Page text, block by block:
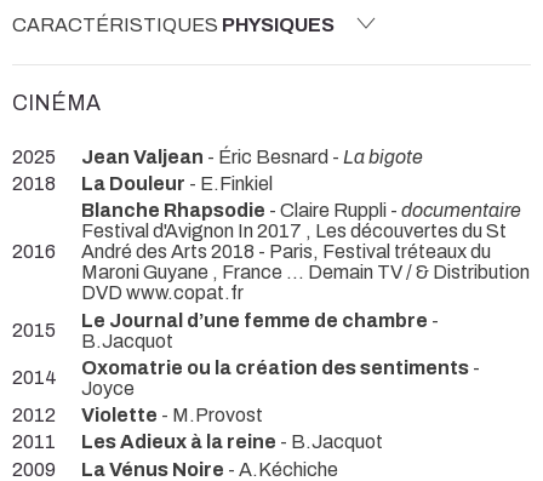
CARACTÉRISTIQUES PHYSIQUES
CINÉMA
2025 Jean Valjean - Éric Besnard - La bigote
2018
La Douleur - E.Finkiel
2016
Blanche Rhapsodie - Claire Ruppli - documentaire
Festival d'Avignon In 2017 , Les découvertes du St
André des Arts 2018 - Paris, Festival tréteaux du
Maroni Guyane , France ... Demain TV / & Distribution
DVD www.copat.fr
2015
Le Journal d’une femme de chambre -
B.Jacquot
2014
Oxomatrie ou la création des sentiments -
Joyce
2012
Violette - M.Provost
2011
Les Adieux à la reine - B.Jacquot
2009
La Vénus Noire - A.Kéchiche